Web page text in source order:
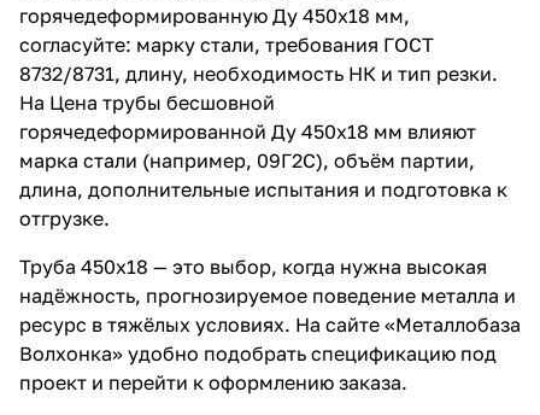
горячедеформированную Ду 450х18 мм,
согласуйте: марку стали, требования ГОСТ
8732/8731, длину, необходимость НК и тип резки.
На Цена трубы бесшовной
горячедеформированной Ду 450х18 мм влияют
марка стали (например, 09Г2С), объём партии,
длина, дополнительные испытания и подготовка к
отгрузке.
Труба 450х18 — это выбор, когда нужна высокая
надёжность, прогнозируемое поведение металла и
ресурс в тяжёлых условиях. На сайте «Металлобаза
Волхонка» удобно подобрать спецификацию под
проект и перейти к оформлению заказа.